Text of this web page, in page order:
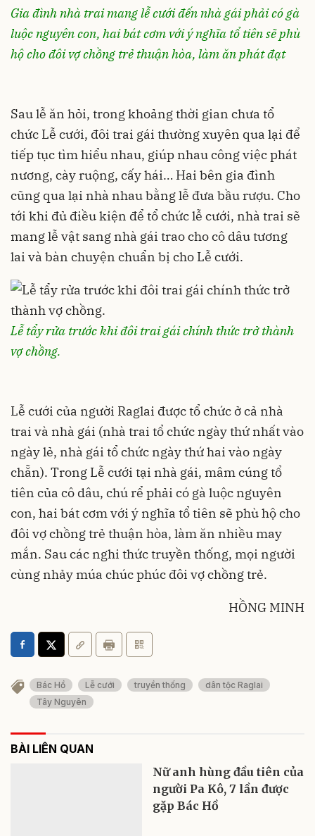
Gia đình nhà trai mang lễ cưới đến nhà gái phải có gà
luộc nguyên con, hai bát cơm với ý nghĩa tổ tiên sẽ phù
hộ cho đôi vợ chồng trẻ thuận hòa, làm ăn phát đạt
Sau lễ ăn hỏi, trong khoảng thời gian chưa tổ
chức Lễ cưới, đôi trai gái thường xuyên qua lại để
tiếp tục tìm hiểu nhau, giúp nhau công việc phát
nương, cày ruộng, cấy hái… Hai bên gia đình
cũng qua lại nhà nhau bằng lễ đưa bầu rượu. Cho
tới khi đủ điều kiện để tổ chức lễ cưới, nhà trai sẽ
mang lễ vật sang nhà gái trao cho cô dâu tương
lai và bàn chuyện chuẩn bị cho Lễ cưới.
Lễ tẩy rửa trước khi đôi trai gái chính thức trở thành
vợ chồng.
Lễ cưới của người Raglai được tổ chức ở cả nhà
trai và nhà gái (nhà trai tổ chức ngày thứ nhất vào
ngày lẻ, nhà gái tổ chức ngày thứ hai vào ngày
chẵn). Trong Lễ cưới tại nhà gái, mâm cúng tổ
tiên của cô dâu, chú rể phải có gà luộc nguyên
con, hai bát cơm với ý nghĩa tổ tiên sẽ phù hộ cho
đôi vợ chồng trẻ thuận hòa, làm ăn nhiều may
mắn. Sau các nghi thức truyền thống, mọi người
cùng nhảy múa chúc phúc đôi vợ chồng trẻ.
HỒNG MINH
Bác Hồ Lễ cưới truyền thống
dân tộc Raglai
Tây Nguyên
BÀI LIÊN QUAN
Nữ anh hùng đầu tiên của
người Pa Kô, 7 lần được
gặp Bác Hồ